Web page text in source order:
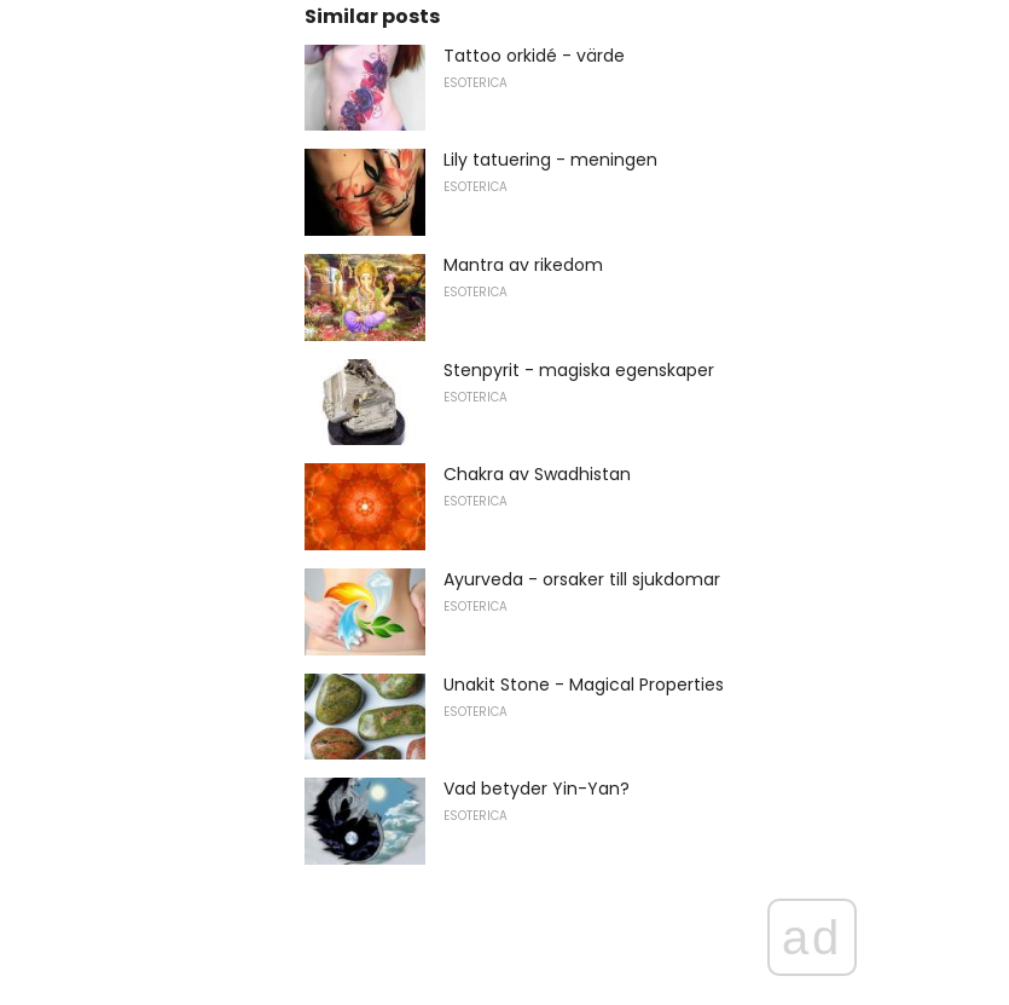
Similar posts
Tattoo orkidé - värde
ESOTERICA
Lily tatuering - meningen
ESOTERICA
Mantra av rikedom
ESOTERICA
Stenpyrit - magiska egenskaper
ESOTERICA
Chakra av Swadhistan
ESOTERICA
Ayurveda - orsaker till sjukdomar
ESOTERICA
Unakit Stone - Magical Properties
ESOTERICA
Vad betyder Yin-Yan?
ESOTERICA
ad